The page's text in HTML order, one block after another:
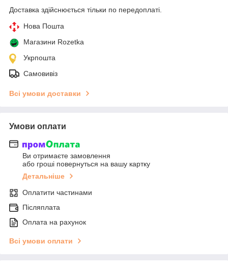
Доставка здійснюється тільки по передоплаті.
Нова Пошта
Магазини Rozetka
Укрпошта
Самовивіз
Всі умови доставки
Умови оплати
Ви отримаєте замовлення
або гроші повернуться на вашу картку
Детальніше
Оплатити частинами
Післяплата
Оплата на рахунок
Всі умови оплати